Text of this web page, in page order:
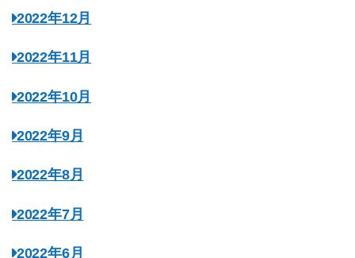
2022年12月
2022年11月
2022年10月
2022年9月
2022年8月
2022年7月
2022年6月